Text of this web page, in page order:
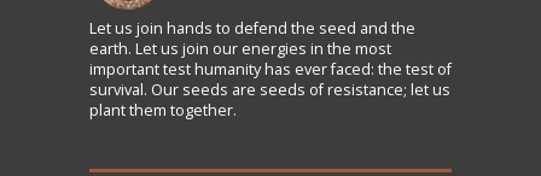
Let us join hands to defend the seed and the
earth. Let us join our energies in the most
important test humanity has ever faced: the test of
survival. Our seeds are seeds of resistance; let us
plant them together.